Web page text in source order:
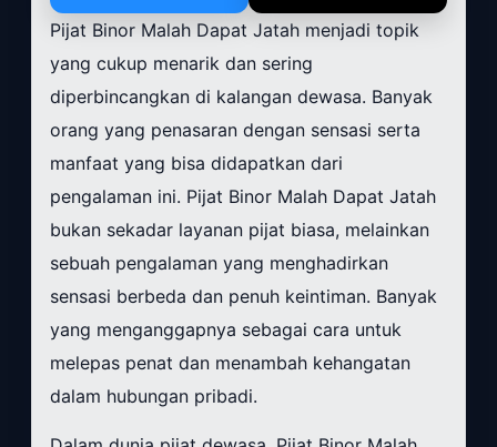
Pijat Binor Malah Dapat Jatah menjadi topik
yang cukup menarik dan sering
diperbincangkan di kalangan dewasa. Banyak
orang yang penasaran dengan sensasi serta
manfaat yang bisa didapatkan dari
pengalaman ini. Pijat Binor Malah Dapat Jatah
bukan sekadar layanan pijat biasa, melainkan
sebuah pengalaman yang menghadirkan
sensasi berbeda dan penuh keintiman. Banyak
yang menganggapnya sebagai cara untuk
melepas penat dan menambah kehangatan
dalam hubungan pribadi.